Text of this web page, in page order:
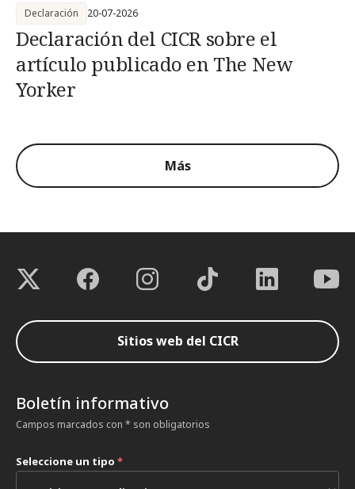
Declaración del CICR sobre el
artículo publicado en The New
Yorker
Declaración 20-07-2026
Más
Sitios web del CICR
Boletín informativo
Campos marcados con * son obligatorios
Seleccione un tipo *